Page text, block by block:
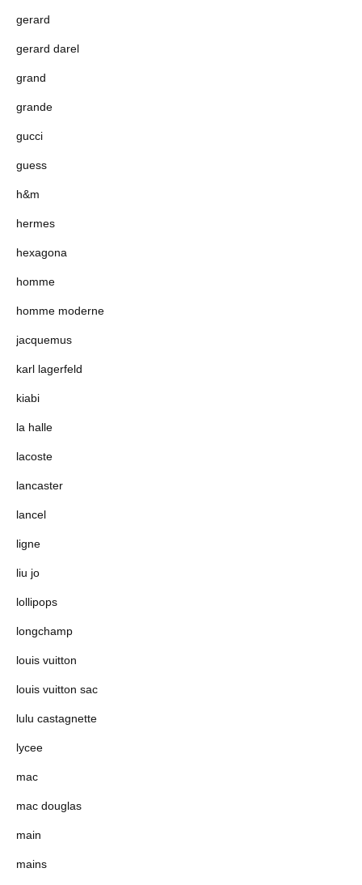
gerard
gerard darel
grand
grande
gucci
guess
h&m
hermes
hexagona
homme
homme moderne
jacquemus
karl lagerfeld
kiabi
la halle
lacoste
lancaster
lancel
ligne
liu jo
lollipops
longchamp
louis vuitton
louis vuitton sac
lulu castagnette
lycee
mac
mac douglas
main
mains